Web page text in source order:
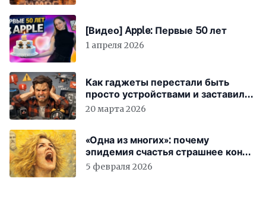
[Видео] Apple: Первые 50 лет
1 апреля 2026
Как гаджеты перестали быть
просто устройствами и заставили
вас бесплатно работать
20 марта 2026
«Одна из многих»: почему
эпидемия счастья страшнее конца
света
5 февраля 2026